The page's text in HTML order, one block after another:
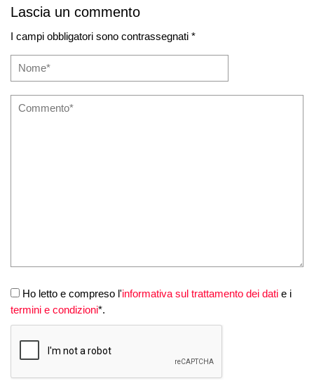
Lascia un commento
I campi obbligatori sono contrassegnati *
Ho letto e compreso l'informativa sul trattamento dei dati e i
termini e condizioni*.